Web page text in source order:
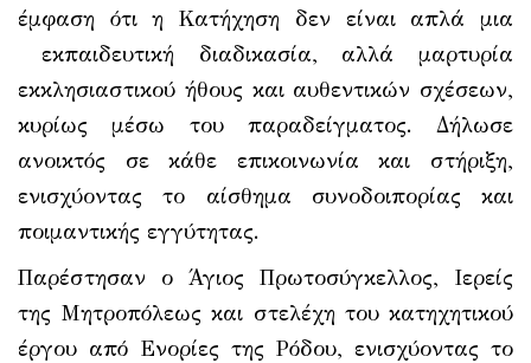
έμφαση ότι η Κατήχηση δεν είναι απλά μια
εκπαιδευτική διαδικασία, αλλά μαρτυρία
εκκλησιαστικού ήθους και αυθεντικών σχέσεων,
κυρίως μέσω του παραδείγματος. Δήλωσε
ανοικτός σε κάθε επικοινωνία και στήριξη,
ενισχύοντας το αίσθημα συνοδοιπορίας και
ποιμαντικής εγγύτητας.
Παρέστησαν ο Άγιος Πρωτοσύγκελλος, Ιερείς
της Μητροπόλεως και στελέχη του κατηχητικού
έργου από Ενορίες της Ρόδου, ενισχύοντας το